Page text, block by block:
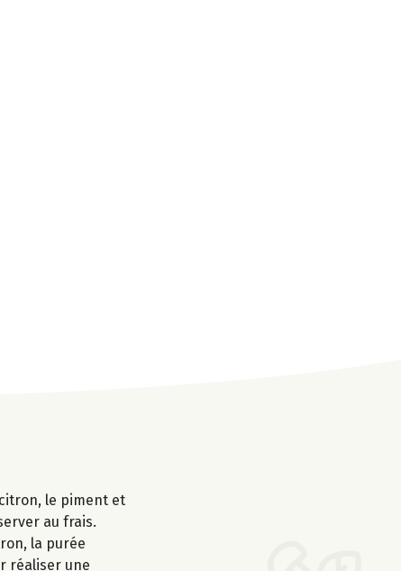
le piment et
au frais.
la purée
réaliser une